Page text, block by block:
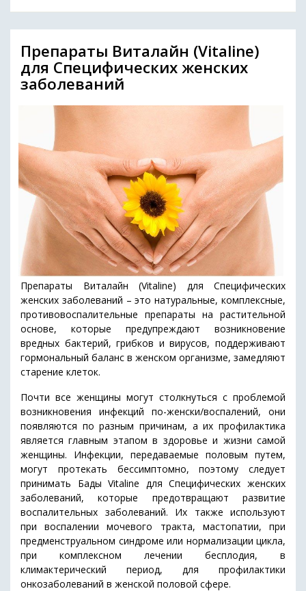
Препараты Виталайн (Vitaline)
для Специфических женских
заболеваний
Препараты Виталайн (Vitaline) для Специфических
женских заболеваний – это натуральные, комплексные,
противовоспалительные препараты на растительной
основе, которые предупреждают возникновение
вредных бактерий, грибков и вирусов, поддерживают
гормональный баланс в женском организме, замедляют
старение клеток.
Почти все женщины могут столкнуться с проблемой
возникновения инфекций по-женски/воспалений, они
появляются по разным причинам, а их профилактика
является главным этапом в здоровье и жизни самой
женщины. Инфекции, передаваемые половым путем,
могут протекать бессимптомно, поэтому следует
принимать Бады Vitaline для Специфических женских
заболеваний, которые предотвращают развитие
воспалительных заболеваний. Их также используют
при воспалении мочевого тракта, мастопатии, при
предменструальном синдроме или нормализации цикла,
при комплексном лечении бесплодия, в
климактерический период, для профилактики
онкозаболеваний в женской половой сфере.